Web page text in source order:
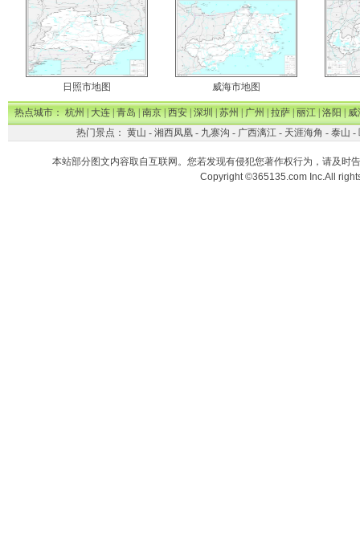
日照市地图 威海市地图
热点城市：杭州|大连|青岛|南京|西安|深圳|苏州|广州|拉萨|丽江|洛阳|威
热门景点： 黄山 - 湘西凤凰- 九寨沟 - 广西漓江- 天涯海角 - 泰山 -
本站部分图文内容取自互联网。您若发现有侵犯您著作权行为，请及时
Copyright ©365135.com Inc.All